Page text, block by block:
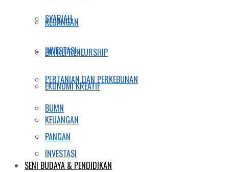
KEUANGAN
INVESTASI
PERTANIAN DAN PERKEBUNAN
BUMN
PANGAN
SENI BUDAYA & PENDIDIKAN
SYARIAH
ENTREPRENEURSHIP
EKONOMI KREATIF
KEUANGAN
INVESTASI